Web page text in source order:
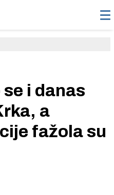
i danas
a
fažola su